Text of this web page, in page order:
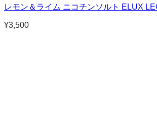
レモン＆ライム ニコチンソルト ELUX
¥3,500